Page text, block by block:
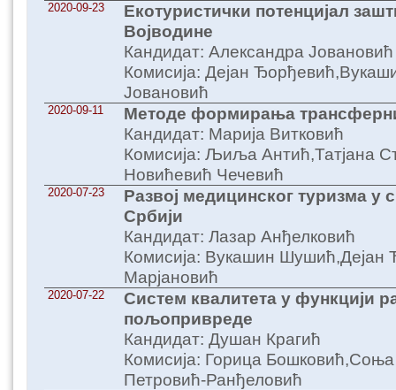
2020-09-23
Екотуристички потенцијал
Војводине
Кандидат: Александра Јовановић
Комисија: Дејан
Јовановић
2020-09-11
Методе формирања
Кандидат: Марија Витковић
Комисија: Љиља Антић,Татјана
Новићевић Чечевић
2020-07-23
Развој медицинског туризма у
Србији
Кандидат: Лазар Анђелковић
Комисија: Вукашин Шушић,Дејан
Марјановић
2020-07-22
Систем квалитета у функцији
пољопривреде
Кандидат: Душан Крагић
Комисија: Горица
Петровић-Ранђеловић